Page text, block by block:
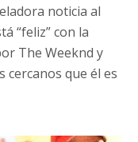
noticia al
“feliz” con la
The Weeknd y
cercanos que él es